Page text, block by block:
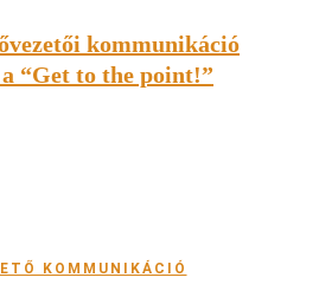
kommunikáció
“Get to the point!”
KOMMUNIKÁCIÓ